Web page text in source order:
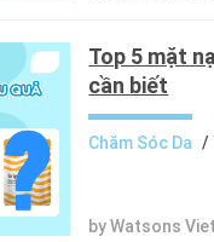
Top 5 mặt
cần biết
Chăm Sóc Da /
by Watsons